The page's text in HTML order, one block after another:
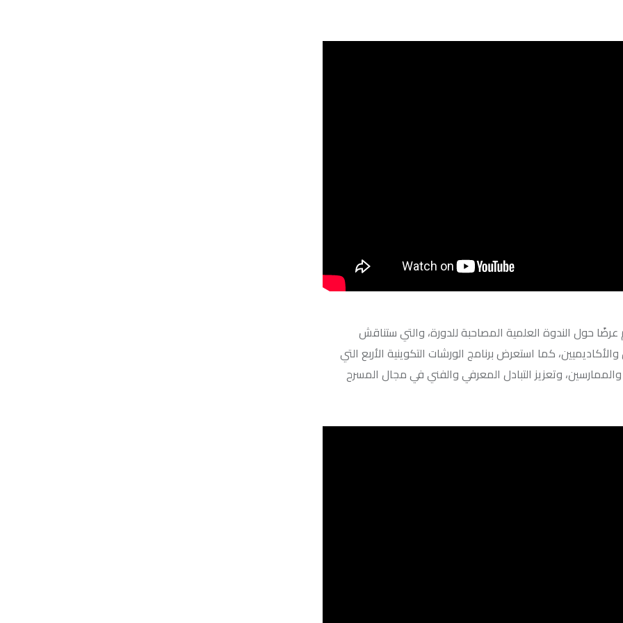
العلمية المصاحبة للدورة، والتي ستناقش
استعرض برنامج الورشات التكوينية الأربع التي
التبادل المعرفي والفني في مجال المسرح